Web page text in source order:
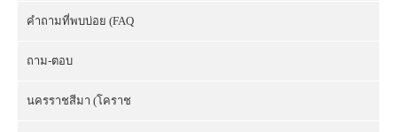
คำถามที่พบบ่อย (FAQ
ถาม-ตอบ
นครราชสีมา (โคราช